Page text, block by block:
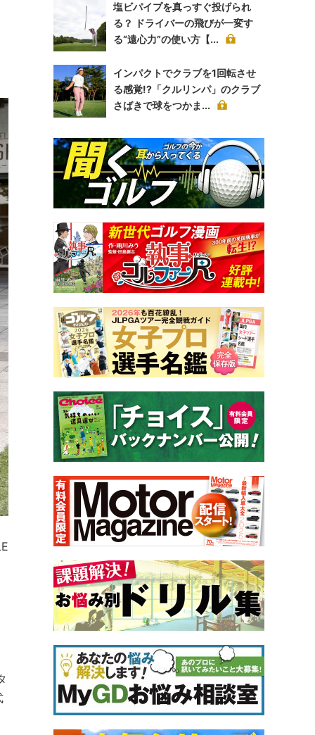
塩ビパイプを真っすぐ投げられ
る？ ドライバーの飛びが一変す
る“遠心力”の使い方【...
インパクトでクラブを1回転させ
る感覚!?「クルリンパ」のクラブ
さばきで球をつかま...